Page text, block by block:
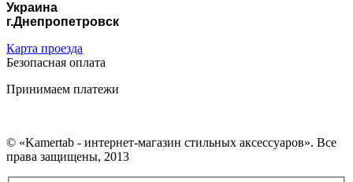
Украина
г.Днепропетровск
Карта проезда
Безопасная оплата
Принимаем платежи
© «Kamertab - интернет-магазин стильных аксессуаров». Все
права защищены, 2013